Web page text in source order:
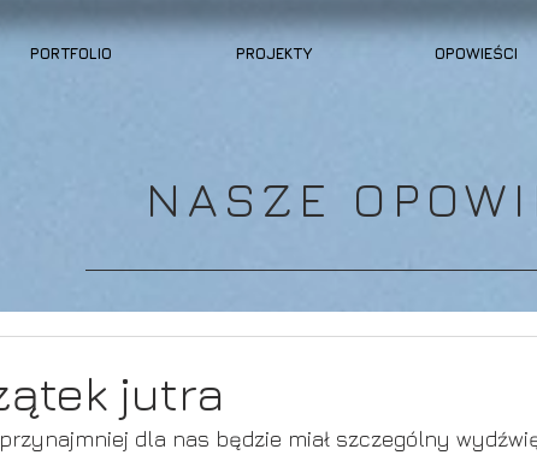
PORTFOLIO PROJEKTY OPOWIEŚCI
NASZE
jutra
dla nas będzie miał szczególny